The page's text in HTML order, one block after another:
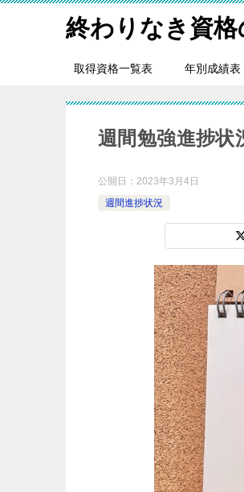
終わりなき資格
取得資格一覧表 年別成績表
週間勉強進捗状
公開日： 2023年3月4日
週間進捗状況